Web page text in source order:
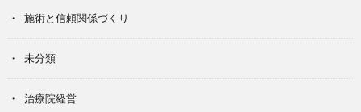
施術と信頼関係づくり
未分類
治療院経営